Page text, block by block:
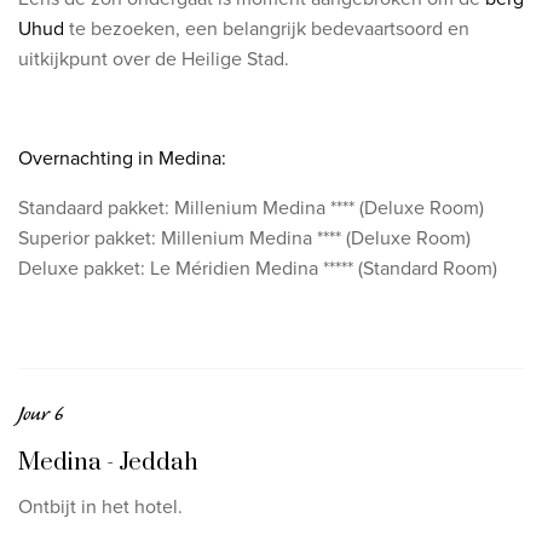
Uhud te bezoeken, een belangrijk bedevaartsoord en
uitkijkpunt over de Heilige Stad.
Overnachting in Medina:
Standaard pakket: Millenium Medina **** (Deluxe Room)
Superior pakket: Millenium Medina **** (Deluxe Room)
Deluxe pakket: Le Méridien Medina ***** (Standard Room)
Jour 6
Medina - Jeddah
Ontbijt in het hotel.